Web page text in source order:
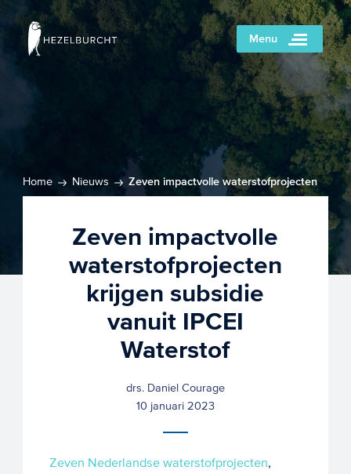
Menu
Home Nieuws
Zeven impactvolle waterstofprojecten
Zeven impactvolle
waterstofprojecten
krijgen subsidie
vanuit IPCEI
Waterstof
drs. Daniel Courage
10 januari 2023
Zeven Nederlandse waterstofprojecten,